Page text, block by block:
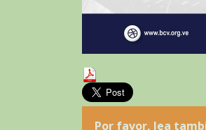
Por favor, lea